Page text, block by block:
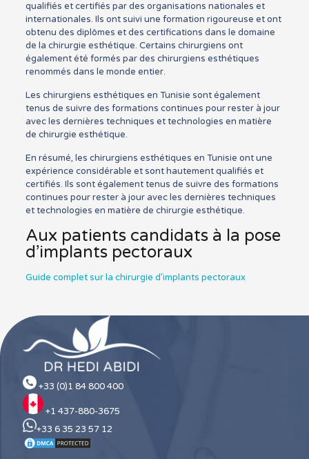
qualifiés et certifiés par des organisations nationales et
internationales. Ils ont suivi une formation rigoureuse et ont
obtenu des diplômes et des certifications dans le domaine
de la chirurgie esthétique. Certains chirurgiens ont
également été formés par des chirurgiens esthétiques
renommés dans le monde entier.
Les chirurgiens esthétiques en Tunisie sont également
tenus de suivre des formations continues pour rester à jour
avec les dernières techniques et technologies en matière
de chirurgie esthétique.
En résumé, les chirurgiens esthétiques en Tunisie ont une
expérience considérable et sont hautement qualifiés et
certifiés. Ils sont également tenus de suivre des formations
continues pour rester à jour avec les dernières techniques
et technologies en matière de chirurgie esthétique.
Aux patients candidats à la pose
d’implants pectoraux
Guide complet sur la chirurgie d’implants pectoraux
+33 (0)1 84 800 400
+1 437-880-3675
+33 6 35 23 57 12